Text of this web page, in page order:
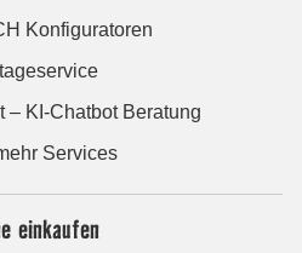
Konfiguratoren
– KI-Chatbot Beratung
Services
einkaufen